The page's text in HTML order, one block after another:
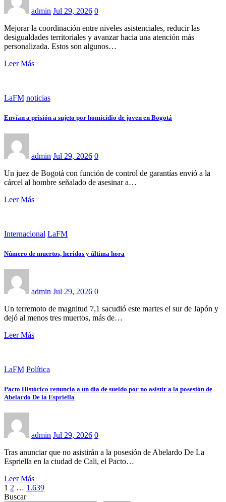
admin Jul 29, 2026 0
Mejorar la coordinación entre niveles asistenciales, reducir las
desigualdades territoriales y avanzar hacia una atención más
personalizada. Estos son algunos…
Leer Más
LaFM noticias
Envían a prisión a sujeto por homicidio de joven en Bogotá
admin Jul 29, 2026 0
Un juez de Bogotá con función de control de garantías envió a la
cárcel al hombre señalado de asesinar a…
Leer Más
Internacional LaFM
Número de muertos, heridos y última hora
admin Jul 29, 2026 0
Un terremoto de magnitud 7,1 sacudió este martes el sur de Japón y
dejó al menos tres muertos, más de…
Leer Más
LaFM Política
Pacto Histórico renuncia a un día de sueldo por no asistir a la posesión de
Abelardo De la Espriella
admin Jul 29, 2026 0
Tras anunciar que no asistirán a la posesión de Abelardo De La
Espriella en la ciudad de Cali, el Pacto…
Leer Más
Paginación
1 2 … 1.639
Buscar